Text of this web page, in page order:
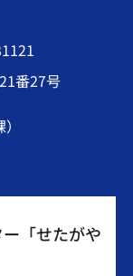
番27号
「せたがや